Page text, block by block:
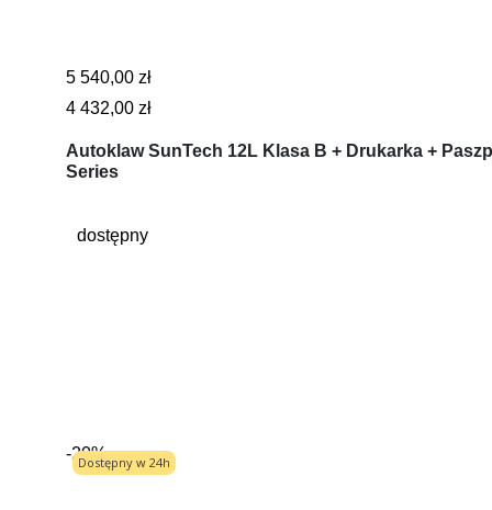
5 540,00 zł
4 432,00 zł
Autoklaw SunTech 12L Klasa B + Drukarka +
Series
dostępny
-20%
Dostępny w 24h